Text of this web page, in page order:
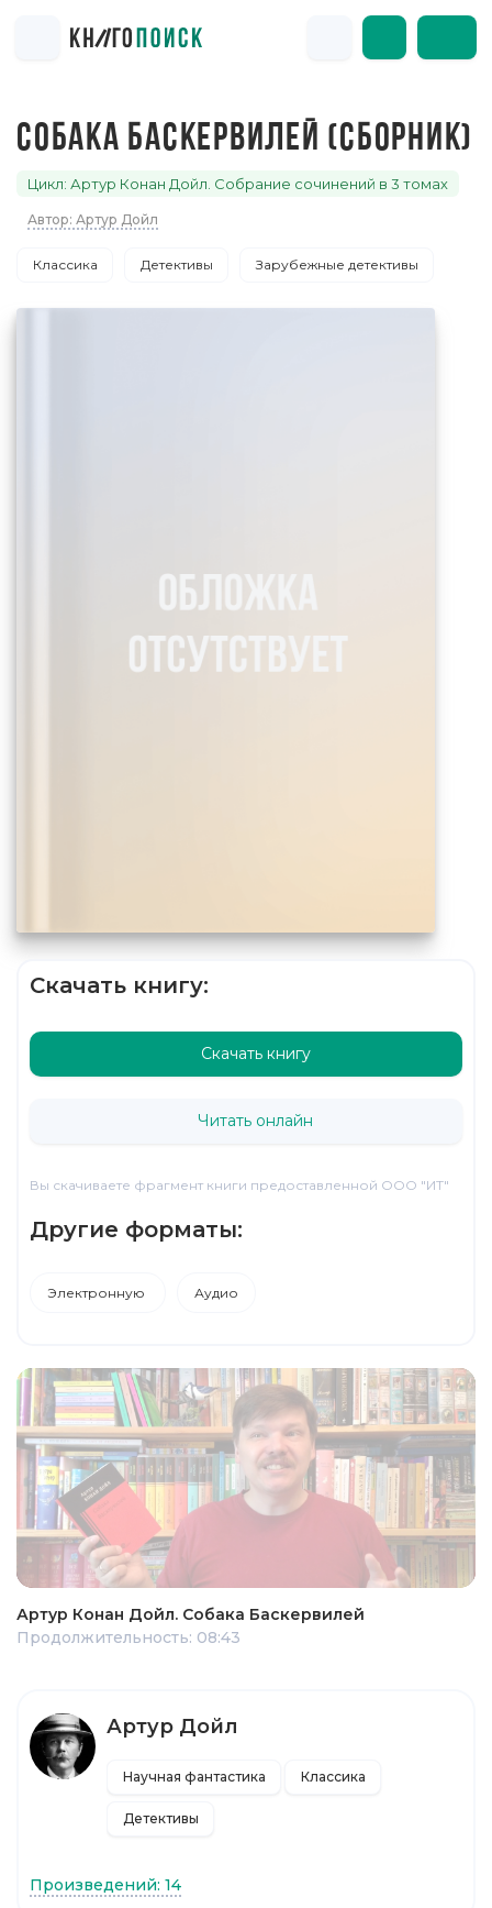
СОБАКА БАСКЕРВИЛЕЙ (СБОРНИК)
Цикл: Артур Конан Дойл. Собрание сочинений в 3 томах
Автор: Артур Дойл
Классика Детективы Зарубежные детективы
Скачать книгу:
Скачать книгу
Читать онлайн
Вы скачиваете фрагмент книги предоставленной ООО "ИТ"
Другие форматы:
Электронную Аудио
Артур Конан Дойл. Собака Баскервилей
Продолжительность: 08:43
Артур Дойл
Научная фантастика Классика
Детективы
Произведений: 14